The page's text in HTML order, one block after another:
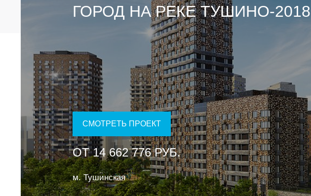
ГОРОД НА РЕКЕ ТУШИНО-2018
СМОТРЕТЬ ПРОЕКТ
ОТ 14 662 776 РУБ.
м. Тушинская